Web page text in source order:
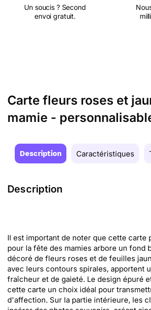
Un soucis ? Second
envoi gratuit.
Carte fleurs roses et
mamie -
Description Caractéristiques
Description
Il est important de noter que cette carte
pour la fête des mamies arbore un fond
décoré de fleurs roses et de feuilles
avec leurs contours spirales, apportent
fraîcheur et de gaieté. Le design épuré
cette carte un choix idéal pour
d'affection. Sur la partie intérieure, les